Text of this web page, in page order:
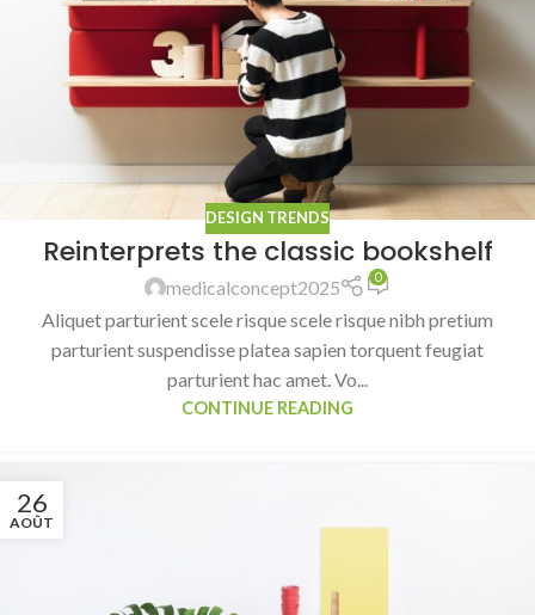
DESIGN TRENDS
Reinterprets the classic bookshelf
medicalconcept2025 0
Aliquet parturient scele risque scele risque nibh pretium
parturient suspendisse platea sapien torquent feugiat
parturient hac amet. Vo...
CONTINUE READING
26
AOÛT